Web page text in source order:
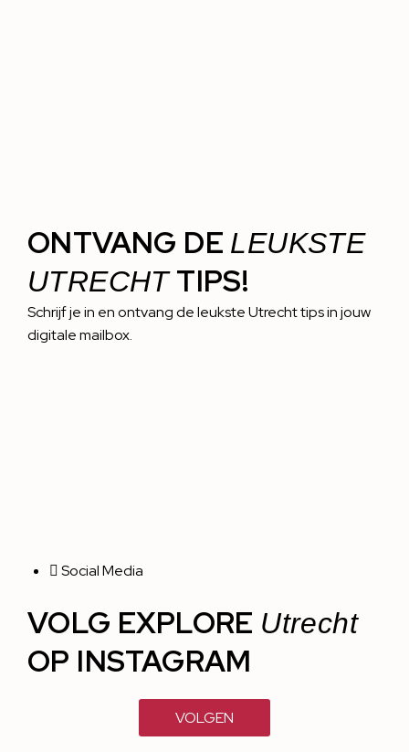
ONTVANG DE LEUKSTE
UTRECHTTIPS!
Schrijf je in en ontvang de leukste Utrecht tips in jouw
digitale mailbox.
Social Media
VOLG EXPLORE Utrecht
OP INSTAGRAM
VOLGEN